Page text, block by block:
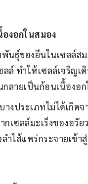
องอกในสมอง
พันธุ์ของยีนในเซลล์ส
ลล์ ทำให้เซลล์เจริญเ
ลายเป็นก้อนเนื้องอ
างประเภทไม่ได้เกิดจ
กเซลล์มะเร็งของอวั
ำไส้แพร่กระจายเข้า